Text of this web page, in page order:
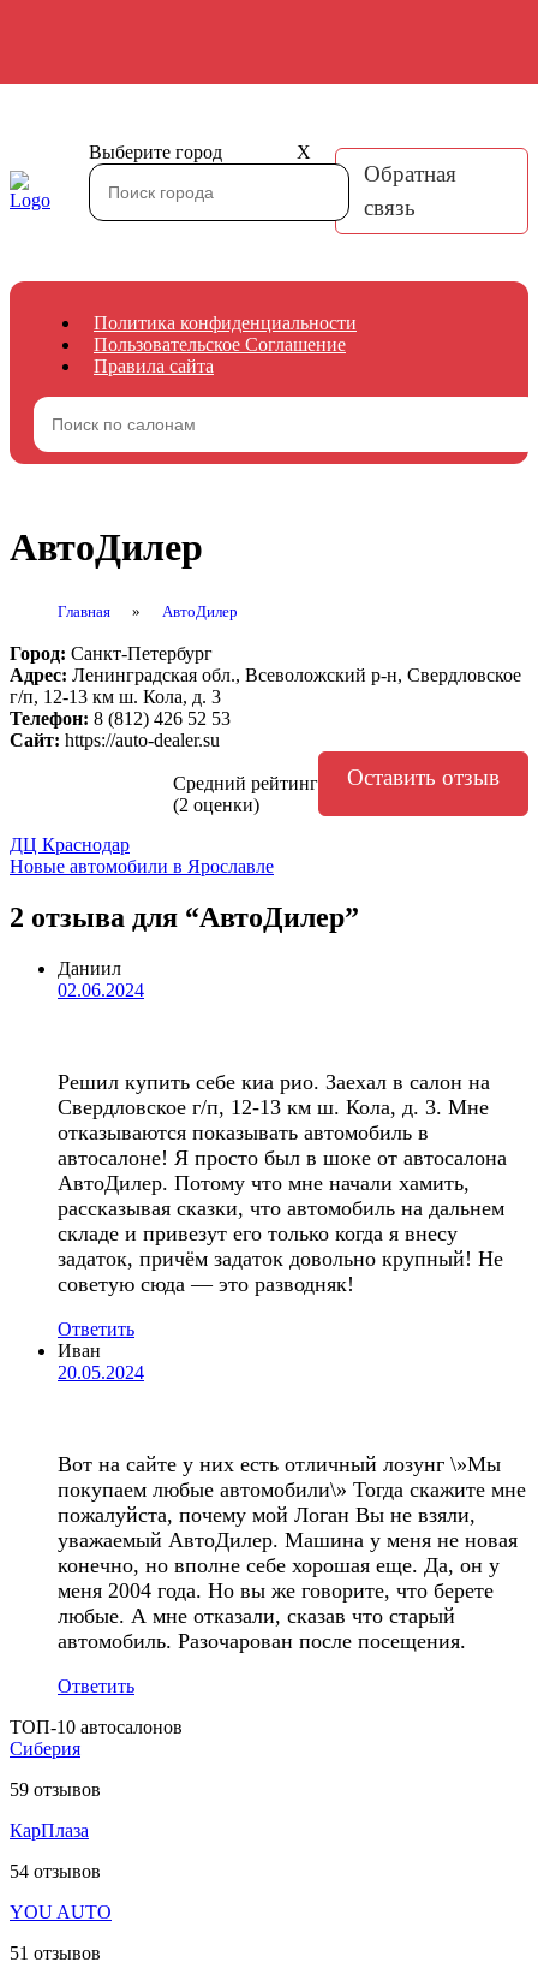
Выберите город X
Обратная
связь
Политика конфиденциальности
Пользовательское Соглашение
Правила сайта
АвтоДилер
Главная » АвтоДилер
Город: Санкт-Петербург
Адрес: Ленинградская обл., Всеволожский р-н, Свердловское
г/п, 12-13 км ш. Кола, д. 3
Телефон: 8 (812) 426 52 53
Сайт: https://auto-dealer.su
Средний рейтинг
(2 оценки)
Оставить отзыв
Навигация
по
записям
ДЦ Краснодар
Новые автомобили в Ярославле
2 отзыва для “АвтоДилер”
Даниил
02.06.2024
Решил купить себе киа рио. Заехал в салон на
Свердловское г/п, 12-13 км ш. Кола, д. 3. Мне
отказываются показывать автомобиль в
автосалоне! Я просто был в шоке от автосалона
АвтоДилер. Потому что мне начали хамить,
рассказывая сказки, что автомобиль на дальнем
складе и привезут его только когда я внесу
задаток, причём задаток довольно крупный! Не
советую сюда — это разводняк!
Ответить
Иван
20.05.2024
Вот на сайте у них есть отличный лозунг \»Мы
покупаем любые автомобили\» Тогда скажите мне
пожалуйста, почему мой Логан Вы не взяли,
уважаемый АвтоДилер. Машина у меня не новая
конечно, но вполне себе хорошая еще. Да, он у
меня 2004 года. Но вы же говорите, что берете
любые. А мне отказали, сказав что старый
автомобиль. Разочарован после посещения.
Ответить
ТОП-10 автосалонов
Сиберия
59 отзывов
КарПлаза
54 отзывов
YOU AUTO
51 отзывов